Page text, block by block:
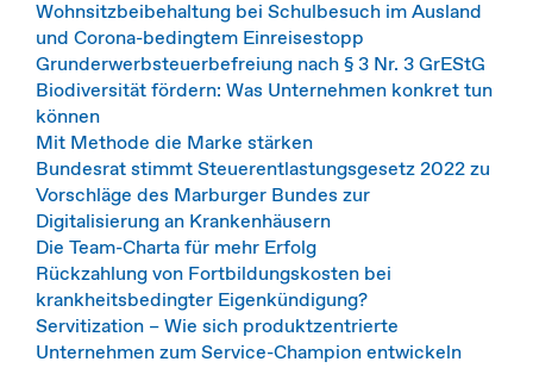
Wohnsitzbeibehaltung bei Schulbesuch im Ausland
und Corona-bedingtem Einreisestopp
Grunderwerbsteuerbefreiung nach § 3 Nr. 3 GrEStG
Biodiversität fördern: Was Unternehmen konkret tun
können
Mit Methode die Marke stärken
Bundesrat stimmt Steuerentlastungsgesetz 2022 zu
Vorschläge des Marburger Bundes zur
Digitalisierung an Krankenhäusern
Die Team-Charta für mehr Erfolg
Rückzahlung von Fortbildungskosten bei
krankheitsbedingter Eigenkündigung?
Servitization – Wie sich produktzentrierte
Unternehmen zum Service-Champion entwickeln